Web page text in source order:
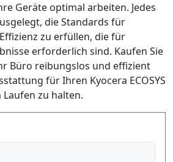
Geräte optimal arbeiten. Jedes
die Standards für
zu erfüllen, die für
erforderlich sind. Kaufen Sie
Büro reibungslos und effizient
für Ihren Kyocera ECOSYS
Laufen zu halten.